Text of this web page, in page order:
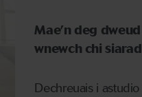
Mae’n deg
wnewch chi
Dechreuais i astudio